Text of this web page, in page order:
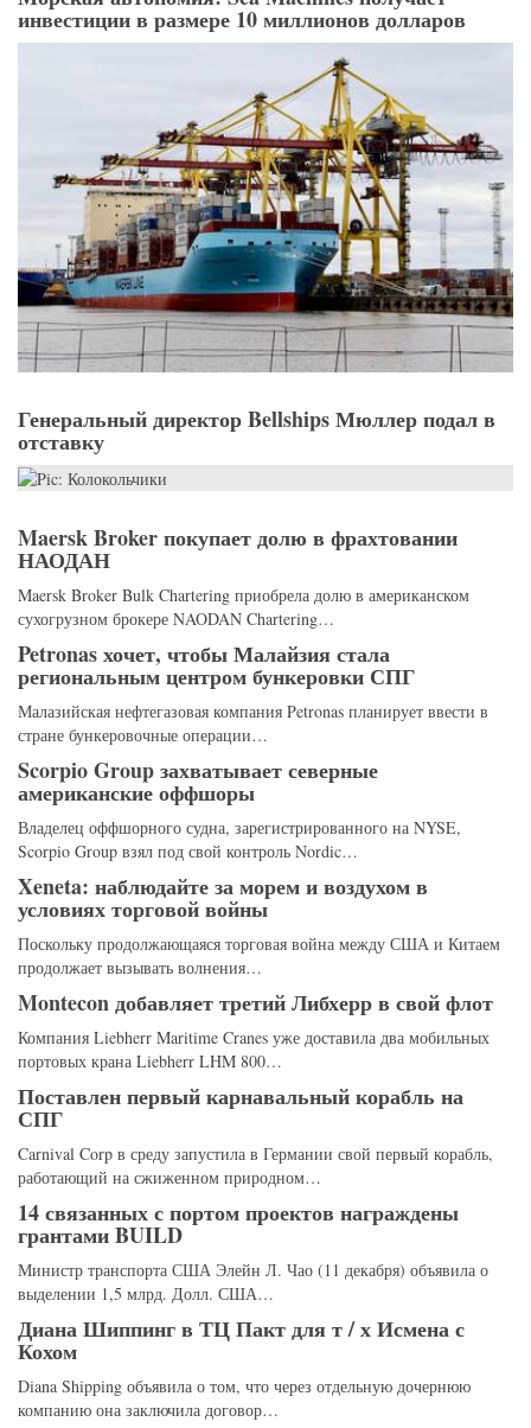
инвестиции в размере 10 миллионов долларов
Генеральный директор Bellships Мюллер подал в
отставку
Maersk Broker покупает долю в фрахтовании
НАОДАН
Maersk Broker Bulk Chartering приобрела долю в американском
сухогрузном брокере NAODAN Chartering…
Petronas хочет, чтобы Малайзия стала
региональным центром бункеровки СПГ
Малазийская нефтегазовая компания Petronas планирует ввести в
стране бункеровочные операции…
Scorpio Group захватывает северные
американские оффшоры
Владелец оффшорного судна, зарегистрированного на NYSE,
Scorpio Group взял под свой контроль Nordic…
Xeneta: наблюдайте за морем и воздухом в
условиях торговой войны
Поскольку продолжающаяся торговая война между США и Китаем
продолжает вызывать волнения…
Montecon добавляет третий Либхерр в свой флот
Компания Liebherr Maritime Cranes уже доставила два мобильных
портовых крана Liebherr LHM 800…
Поставлен первый карнавальный корабль на
СПГ
Carnival Corp в среду запустила в Германии свой первый корабль,
работающий на сжиженном природном…
14 связанных с портом проектов награждены
грантами BUILD
Министр транспорта США Элейн Л. Чао (11 декабря) объявила о
выделении 1,5 млрд. Долл. США…
Диана Шиппинг в ТЦ Пакт для т / х Исмена с
Кохом
Diana Shipping объявила о том, что через отдельную дочернюю
компанию она заключила договор…